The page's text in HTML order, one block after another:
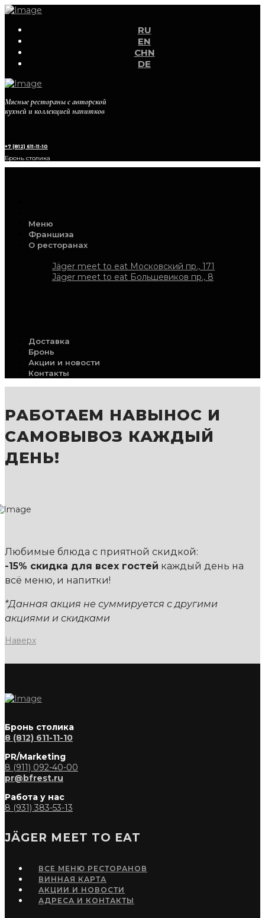
RU
EN
CHN
DE
Мясные рестораны с авторской
кухней и коллекцией напитков
+7 (812) 611-11-10
Бронь столика
Меню
Франшиза
О ресторанах
Jäger meet to eat Московский пр., 171
Jäger meet to eat Большевиков пр., 8
Доставка
Бронь
Акции и новости
Контакты
РАБОТАЕМ НАВЫНОС И
САМОВЫВОЗ КАЖДЫЙ
ДЕНЬ!
Любимые блюда с приятной скидкой:
-15% скидка для всех гостей каждый день на
всё меню, и напитки!
*Данная акция не суммируется с другими
акциями и скидками
Наверх
Бронь столика
8 (812) 611-11-10
PR/Marketing
8 (911) 092-40-00
pr@bfrest.ru
Работа у нас
8 (931) 383-53-13
JÄGER MEET TO EAT
ВСЕ МЕНЮ РЕСТОРАНОВ
ВИННАЯ КАРТА
АКЦИИ И НОВОСТИ
АДРЕСА И КОНТАКТЫ